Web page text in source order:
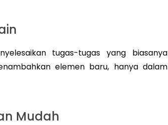
tugas-tugas yang biasanya
elemen baru, hanya dalam
Mudah